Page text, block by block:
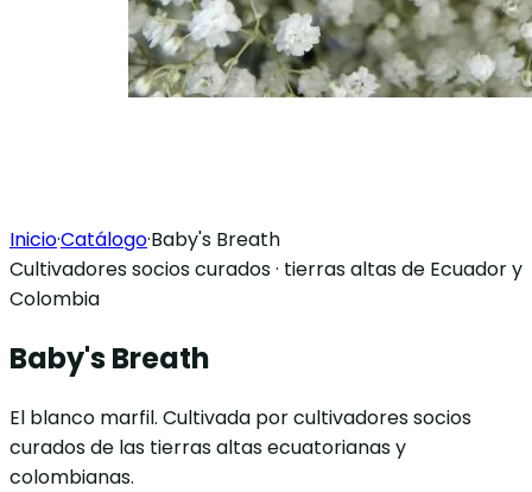
Inicio·Catálogo·Baby's Breath
Cultivadores socios curados · tierras altas de Ecuador y
Colombia
Baby's Breath
El blanco marfil. Cultivada por cultivadores socios
curados de las tierras altas ecuatorianas y
colombianas.